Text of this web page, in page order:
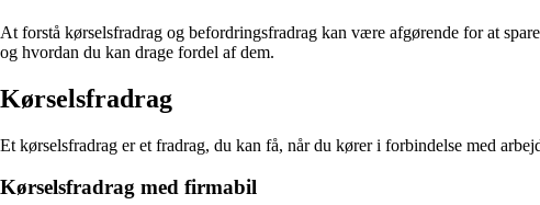
At forstå kørselsfradrag og befordringsfradrag kan være afgørende for at
og hvordan du kan drage fordel af dem.
Kørselsfradrag
Et kørselsfradrag er et fradrag, du kan få, når du kører i forbindelse med
Kørselsfradrag med firmabil